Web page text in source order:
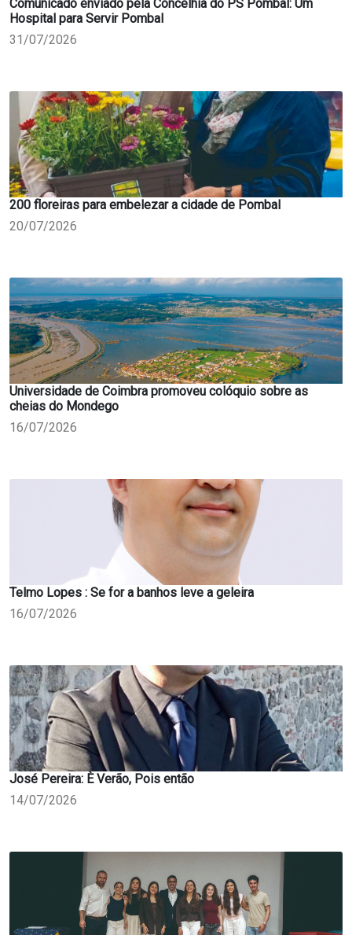
Comunicado enviado pela Concelhia do PS Pombal: Um
Hospital para Servir Pombal
31/07/2026
200 floreiras para embelezar a cidade de Pombal
20/07/2026
Universidade de Coimbra promoveu colóquio sobre as
cheias do Mondego
16/07/2026
Telmo Lopes : Se for a banhos leve a geleira
16/07/2026
José Pereira: È Verão, Pois então
14/07/2026